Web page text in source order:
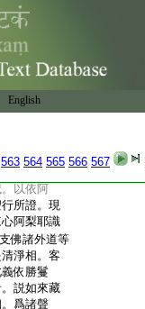
English
563 564 565 566 567
。菩薩住
首。得
察不可思
門實際
實境界。不
爾時過
。離諸功
訶薩欲
行令
名爲無
以依阿
所證。現
阿梨耶識
佛諸外道等
淨相。客
依勝鬘
説如來藏
爲諸聲